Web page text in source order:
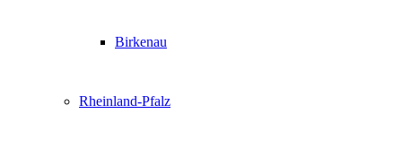
Birkenau
Rheinland-Pfalz